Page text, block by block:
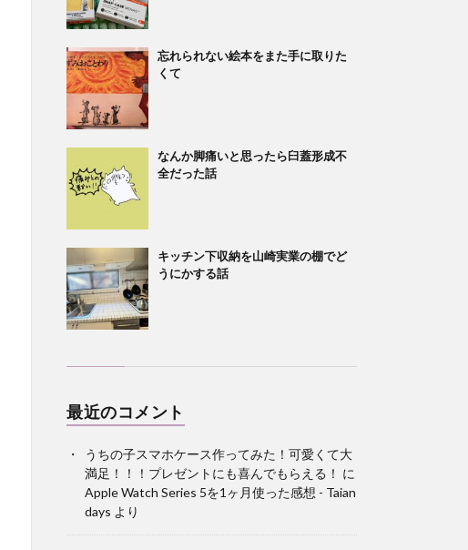
忘れられない絵本をまた手に取りた
くて
なんか脚痛いと思ったら臼蓋形成不
全だった話
キッチン下収納を山崎実業の棚でど
うにかする話
最近のコメント
うちの子スマホケース作ってみた！可愛くて大
満足！！！プレゼントにも喜んでもらえる！ に
Apple Watch Series 5を1ヶ月使った感想 - Taian
days より